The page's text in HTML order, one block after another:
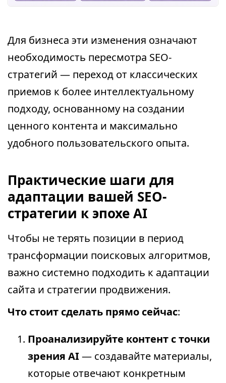
Для бизнеса эти изменения означают
необходимость пересмотра SEO-
стратегий — переход от классических
приемов к более интеллектуальному
подходу, основанному на создании
ценного контента и максимально
удобного пользовательского опыта.
Практические шаги для
адаптации вашей SEO-
стратегии к эпохе AI
Чтобы не терять позиции в период
трансформации поисковых алгоритмов,
важно системно подходить к адаптации
сайта и стратегии продвижения.
Что стоит сделать прямо сейчас:
Проанализируйте контент с точки
зрения AI— создавайте материалы,
которые отвечают конкретным